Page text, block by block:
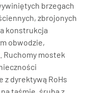
brzegach
zbrojonych
konstrukcja
obwodzie,
Ruchomy mostek
z dyrektywą RoHs